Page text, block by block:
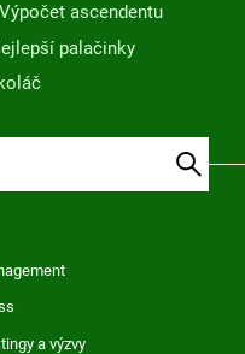
Výpočet ascendentu
palačinky
a výzvy